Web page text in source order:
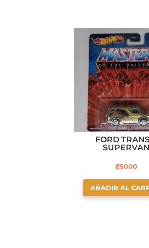
FORD
SUPERVAN
₡5000
AÑADIR AL